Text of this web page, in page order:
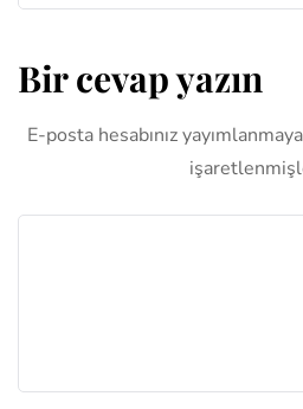
Bir cevap yazın
E-posta hesabınız